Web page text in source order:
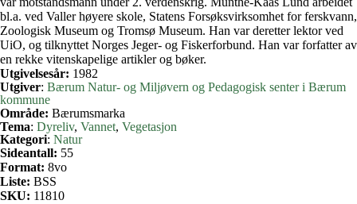
bl.a. ved Valler høyere skole, Statens Forsøksvirksomhet for ferskvann,
Zoologisk Museum og Tromsø Museum. Han var deretter lektor ved
UiO, og tilknyttet Norges Jeger- og Fiskerforbund. Han var forfatter av
en rekke vitenskapelige artikler og bøker.
Utgivelsesår: 1982
Utgiver: Bærum Natur- og Miljøvern og Pedagogisk senter i Bærum
kommune
Område: Bærumsmarka
Tema: Dyreliv, Vannet, Vegetasjon
Kategori: Natur
Sideantall: 55
Format: 8vo
Liste: BSS
SKU: 11810